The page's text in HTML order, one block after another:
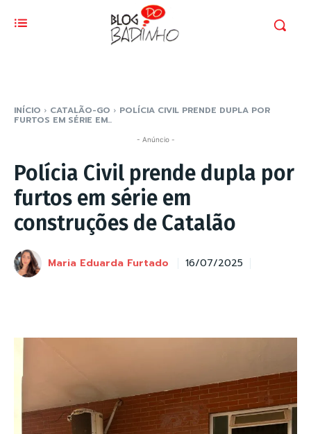
INÍCIO CATALÃO-GO POLÍCIA CIVIL PRENDE DUPLA POR
FURTOS EM SÉRIE EM...
- Anúncio -
Polícia Civil prende dupla por
furtos em série em
construções de Catalão
Maria Eduarda Furtado 16/07/2025